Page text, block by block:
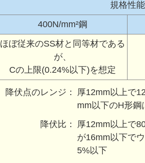
規格性能
400N/mm²鋼
ほぼ従来のSS材と同等材である
が、
Cの上限(0.24%以下)を想定
降伏点のレンジ：
厚12mm以上で
mm以下のH形鋼
降伏比：
厚12mm以上で
が16mm以下で
5%以下